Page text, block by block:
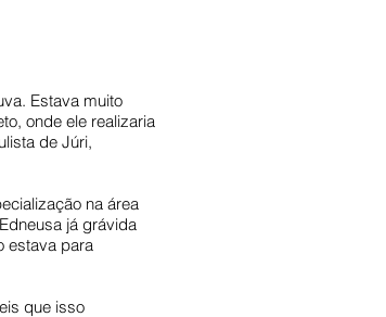
Estava muito
onde ele realizaria
de Júri,
na área
já grávida
estava para
que isso